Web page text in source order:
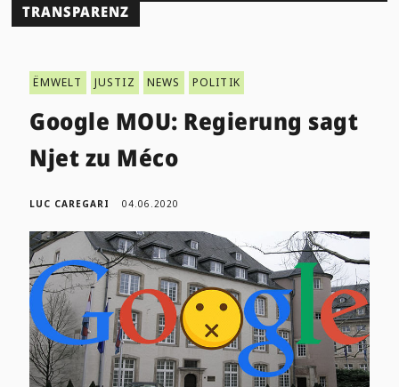
TRANSPARENZ
ËMWELT JUSTIZ NEWS POLITIK
Google MOU: Regierung sagt
Njet zu Méco
LUC CAREGARI 04.06.2020